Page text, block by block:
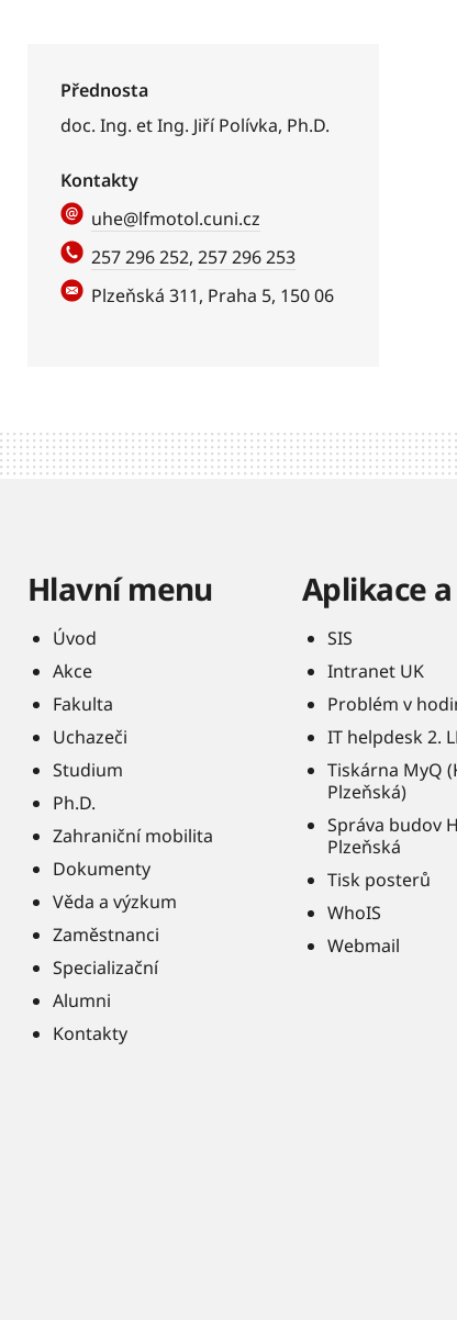
Přednosta
doc. Ing. et Ing. Jiří Polívka, Ph.D.
Kontakty
uhe@lfmotol.cuni.cz
257 296 252, 257 296 253
Plzeňská 311, Praha 5, 150 06
Hlavní menu
Úvod
Akce
Fakulta
Uchazeči
Studium
Ph.D.
Zahraniční mobilita
Dokumenty
Věda a výzkum
Zaměstnanci
Specializační
Alumni
Kontakty
Aplikace
SIS
Intranet UK
Problém v
IT helpdesk 2.
Tiskárna MyQ
Plzeňská)
Správa budov
Plzeňská
Tisk posterů
WhoIS
Webmail